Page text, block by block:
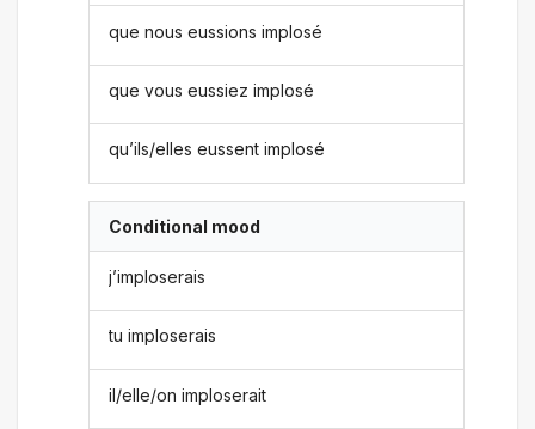
que nous eussions implosé
que vous eussiez implosé
qu’ils/elles eussent implosé
Conditional mood
j’imploserais
tu imploserais
il/elle/on imploserait